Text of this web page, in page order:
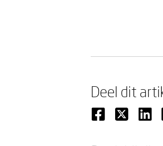
Deel dit